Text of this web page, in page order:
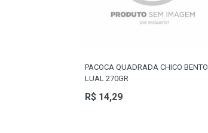
PACOCA QUADRADA CHICO BENTO
LUAL 270GR
R$ 14,29